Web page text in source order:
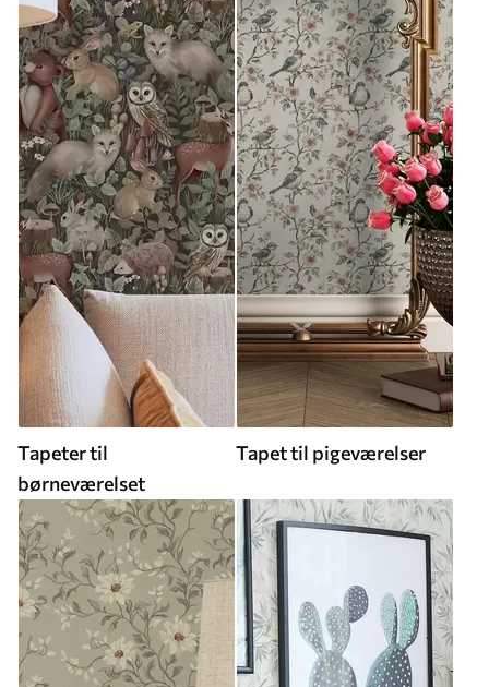
Tapeter til
børneværelset
Tapet til pigeværelser